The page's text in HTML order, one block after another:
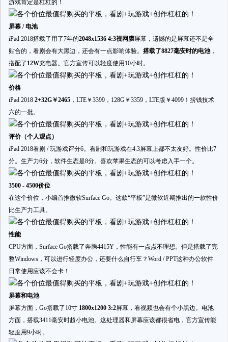
游戏肯定是杠杠的！
屏幕 / 电池
iPad 2018搭载了用了7年的2048x1536 4:3视网膜屏幕，遗憾的是屏幕还不是全
贴合的，看剧会有大黑边，还会有一点影响体验。 搭载了8827毫安时的电池，
搭配了 12W充电器。官方宣传可以轻度使用10小时。
价格
iPad 2018 2+32G￥2465 ，LTE￥3399，128G￥3359，LTE版￥4099！捞钱技术
六的一批。
评价（个人观点）
iPad 2018看剧 / 玩游戏评分6。看剧和玩游戏在4:3屏幕上都不太友好。性价比7
分。生产力6分，软件生态是8分。喜欢苹果生态的可以考虑入手一个。
3500 - 4500价位
在这个价位，小编首推微软Surface Go。这款“平板”是微软近期推出的一款性价
比生产力工具。
性能
CPU方面，Surface Go搭载了奔腾4415Y，性能有一点点不理想。但是搭载了完
整Windows，可以进行轻度办公，还要什么自行车？Word / PPT这种办公软件
日常使用应该不会卡！
屏幕和电池
屏幕方面，Go搭载了10寸 1800x1200 3:2屏幕，看视频也会有个小黑边。电池
方面，搭载3411毫安时超小电池。这处理器和屏幕应该都很省电，官方宣传能
轻度用9小时。